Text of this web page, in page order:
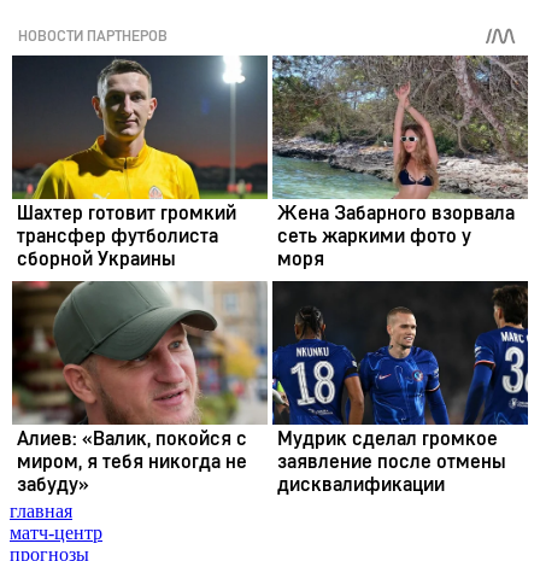
главная
матч-центр
прогнозы